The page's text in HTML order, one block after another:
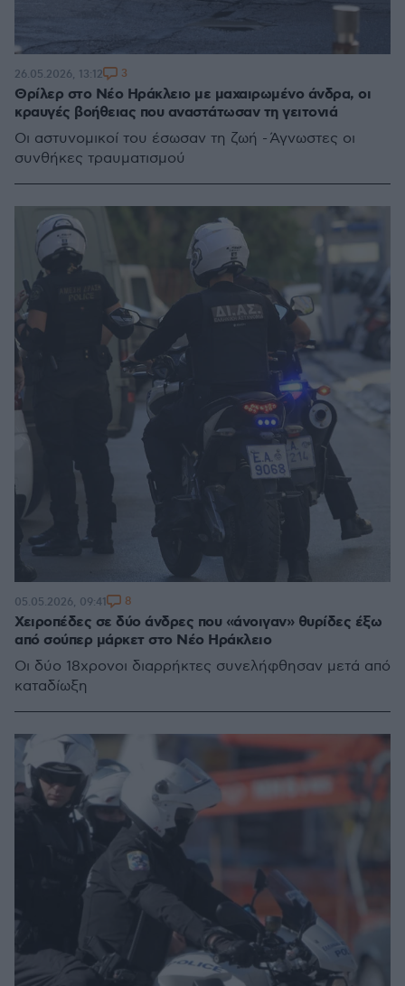
Θρίλερ στο Νέο Ηράκλειο με μαχαιρωμένο άνδρα, οι
κραυγές βοήθειας που αναστάτωσαν τη γειτονιά
Οι αστυνομικοί του έσωσαν τη ζωή - Άγνωστες οι
συνθήκες τραυματισμού
26.05.2026, 13:12 3
Χειροπέδες σε δύο άνδρες που «άνοιγαν» θυρίδες έξω
από σούπερ μάρκετ στο Νέο Ηράκλειο
Οι δύο 18χρονοι διαρρήκτες συνελήφθησαν μετά από
καταδίωξη
05.05.2026, 09:41 8